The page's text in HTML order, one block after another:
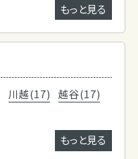
もっと見る
川越(17)
越谷(17)
もっと見る